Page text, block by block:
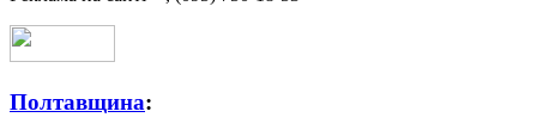
Полтавщина: